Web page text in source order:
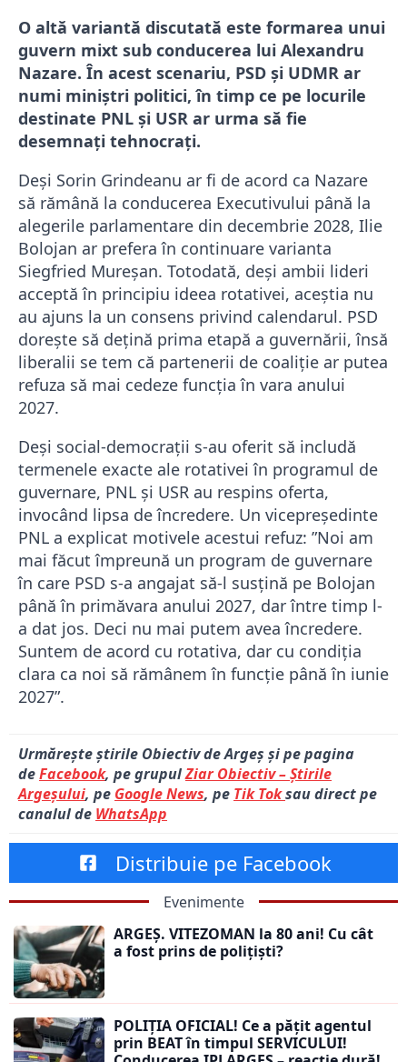
O altă variantă discutată este formarea unui
guvern mixt sub conducerea lui Alexandru
Nazare. În acest scenariu, PSD și UDMR ar
numi miniștri politici, în timp ce pe locurile
destinate PNL și USR ar urma să fie
desemnați tehnocrați.
Deși Sorin Grindeanu ar fi de acord ca Nazare
să rămână la conducerea Executivului până la
alegerile parlamentare din decembrie 2028, Ilie
Bolojan ar prefera în continuare varianta
Siegfried Mureșan. Totodată, deși ambii lideri
acceptă în principiu ideea rotativei, aceștia nu
au ajuns la un consens privind calendarul. PSD
dorește să dețină prima etapă a guvernării, însă
liberalii se tem că partenerii de coaliție ar putea
refuza să mai cedeze funcția în vara anului
2027.
Deși social-democrații s-au oferit să includă
termenele exacte ale rotativei în programul de
guvernare, PNL și USR au respins oferta,
invocând lipsa de încredere. Un vicepreședinte
PNL a explicat motivele acestui refuz: ”Noi am
mai făcut împreună un program de guvernare
în care PSD s-a angajat să-l susțină pe Bolojan
până în primăvara anului 2027, dar între timp l-
a dat jos. Deci nu mai putem avea încredere.
Suntem de acord cu rotativa, dar cu condiția
clara ca noi să rămânem în funcție până în iunie
2027”.
Urmărește știrile Obiectiv de Argeș și pe pagina
deFacebook, pe grupulZiar Obiectiv – Știrile
Argeșului, pe Google News, pe Tik Toksau direct pe
canalul de WhatsApp
Distribuie pe Facebook
Evenimente
ARGEȘ. VITEZOMAN la 80 ani! Cu cât
a fost prins de polițiști?
POLIȚIA OFICIAL! Ce a pățit agentul
prin BEAT în timpul SERVICULUI!